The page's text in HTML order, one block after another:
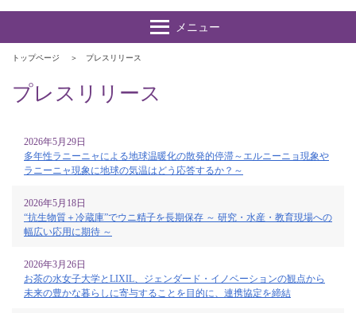
トップページ プレスリリース
プレスリリース
2026年5月29日
多年性ラニーニャによる地球温暖化の散発的停滞～エルニーニョ現象や
ラニーニャ現象に地球の気温はどう応答するか？～
2026年5月18日
“抗生物質＋冷蔵庫”でウニ精子を長期保存 ～ 研究・水産・教育現場への
幅広い応用に期待 ～
2026年3月26日
お茶の水女子大学とLIXIL、ジェンダード・イノベーションの観点から
未来の豊かな暮らしに寄与することを目的に、連携協定を締結